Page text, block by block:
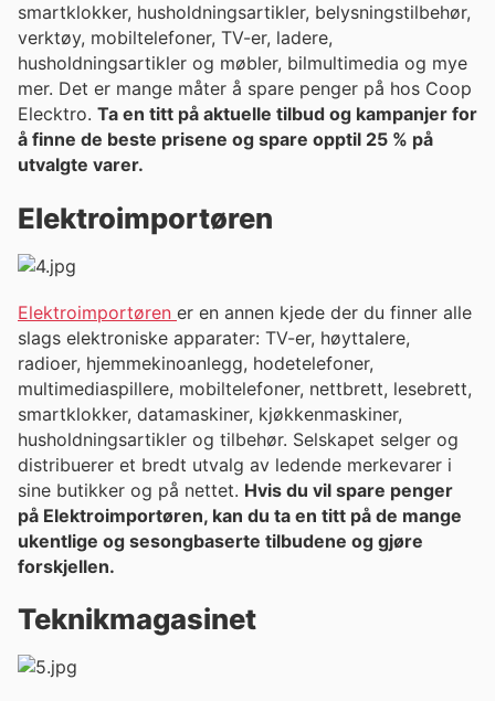
smartklokker, husholdningsartikler, belysningstilbehør,
verktøy, mobiltelefoner, TV-er, ladere,
husholdningsartikler og møbler, bilmultimedia og mye
mer. Det er mange måter å spare penger på hos Coop
Elecktro. Ta en titt på aktuelle tilbud og kampanjer for
å finne de beste prisene og spare opptil 25 % på
utvalgte varer.
Elektroimportøren
Elektroimportøren er en annen kjede der du finner alle
slags elektroniske apparater: TV-er, høyttalere,
radioer, hjemmekinoanlegg, hodetelefoner,
multimediaspillere, mobiltelefoner, nettbrett, lesebrett,
smartklokker, datamaskiner, kjøkkenmaskiner,
husholdningsartikler og tilbehør. Selskapet selger og
distribuerer et bredt utvalg av ledende merkevarer i
sine butikker og på nettet. Hvis du vil spare penger
på Elektroimportøren, kan du ta en titt på de mange
ukentlige og sesongbaserte tilbudene og gjøre
forskjellen.
Teknikmagasinet